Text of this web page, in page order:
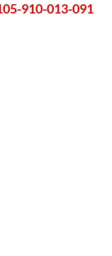
910-013-091